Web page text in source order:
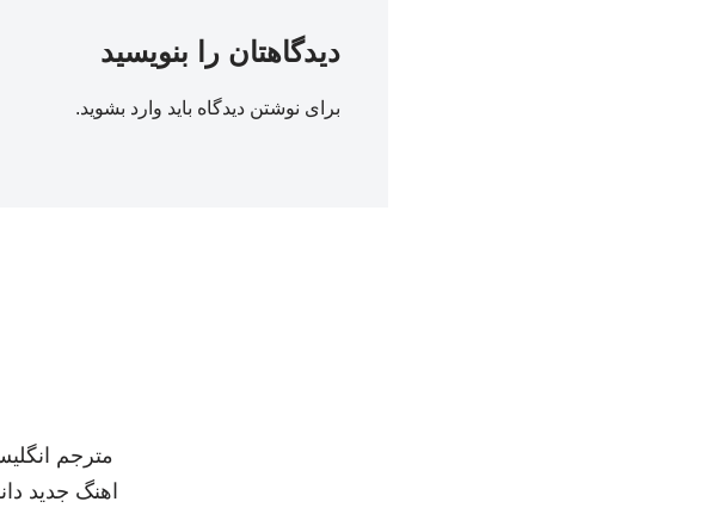
دیدگاهتان را بنویسید
برای نوشتن دیدگاه باید وارد بشوید.
مترجم
اهنگ جدید